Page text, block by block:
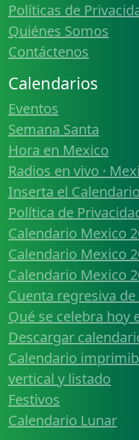
Políticas de
Quiénes Somos
Contáctenos
Calendarios
Eventos
Semana Santa
Hora en Mexico
Radios en vivo ·
Inserta el
Política de
Calendario Mexico
Calendario Mexico
Calendario Mexico
Cuenta regresiva
Qué se celebra hoy
Descargar
Calendario
vertical y listado
Festivos
Calendario Lunar